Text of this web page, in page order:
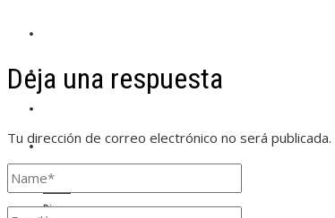
BIO
CONTACTO
Inicio
Bio
Deja una respuesta
Tu dirección de correo electrónico no será publicada.